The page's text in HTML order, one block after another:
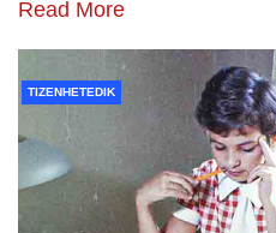
Read More
TIZENHETEDIK